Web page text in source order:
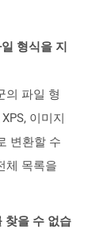
형식을 지
의 파일 형
이미지
변환할 수
체 목록을
찾을 수 없습